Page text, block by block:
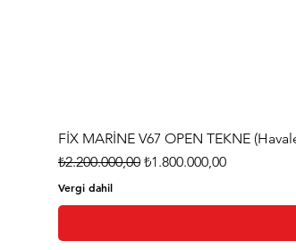
FİX MARİNE V67 OPEN TEKNE
Normal Fiyat
₺2.200.000,00 İndirimli Fiyat
₺1.800.000,00
Vergi dahil